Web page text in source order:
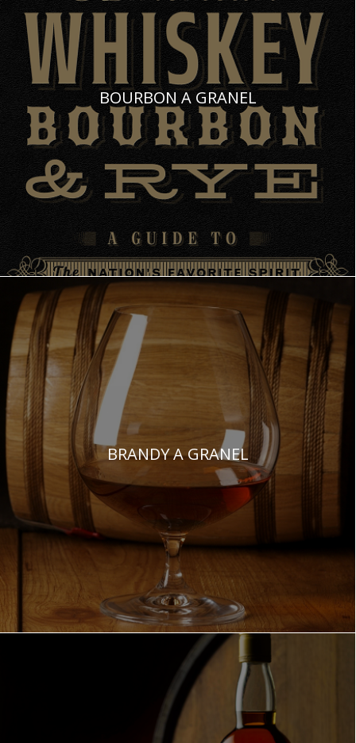
BOURBON A GRANEL
BRANDY A GRANEL